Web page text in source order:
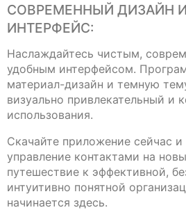
СОВРЕМЕННЫЙ ДИЗАЙН
ИНТЕРФЕЙС:
Наслаждайтесь чистым,
удобным интерфейсом.
материал-дизайн и темную
визуально привлекательный и
использования.
Скачайте приложение сейчас
управление контактами на
путешествие к эффективной,
интуитивно понятной
начинается здесь.